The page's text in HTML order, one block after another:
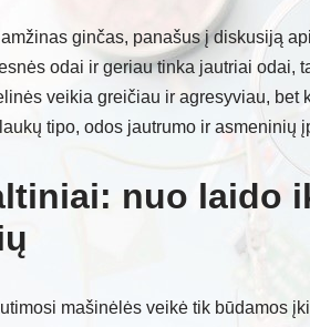
ginčas, panašus į diskusiją
odai ir geriau tinka jautriai odai,
veikia greičiau ir agresyviau, bet
tipo, odos jautrumo ir asmeninių
nuo laido
mašinėlės veikė tik būdamos